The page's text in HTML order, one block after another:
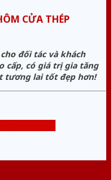
CỬA THÉP
đối tác và khách
cấp, có giá trị gia tăng
tương lai tốt đẹp hơn!
miễn phí: